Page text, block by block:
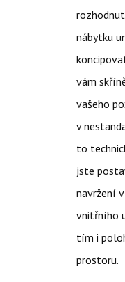
nábytku
vám
vašeho
v
to
jste
navržení
vnitřního
tím i
prostoru.